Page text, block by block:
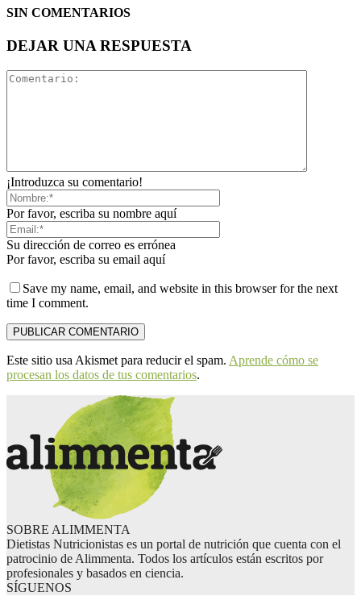
SIN COMENTARIOS
DEJAR UNA RESPUESTA
¡Introduzca su comentario!
Por favor, escriba su nombre aquí
Su dirección de correo es errónea
Por favor, escriba su email aquí
Save my name, email, and website in this browser for the next
time I comment.
Este sitio usa Akismet para reducir el spam. Aprende cómo se
procesan los datos de tus comentarios.
SOBRE ALIMMENTA
Dietistas Nutricionistas es un portal de nutrición que cuenta con el
patrocinio de Alimmenta. Todos los artículos están escritos por
profesionales y basados en ciencia.
SÍGUENOS